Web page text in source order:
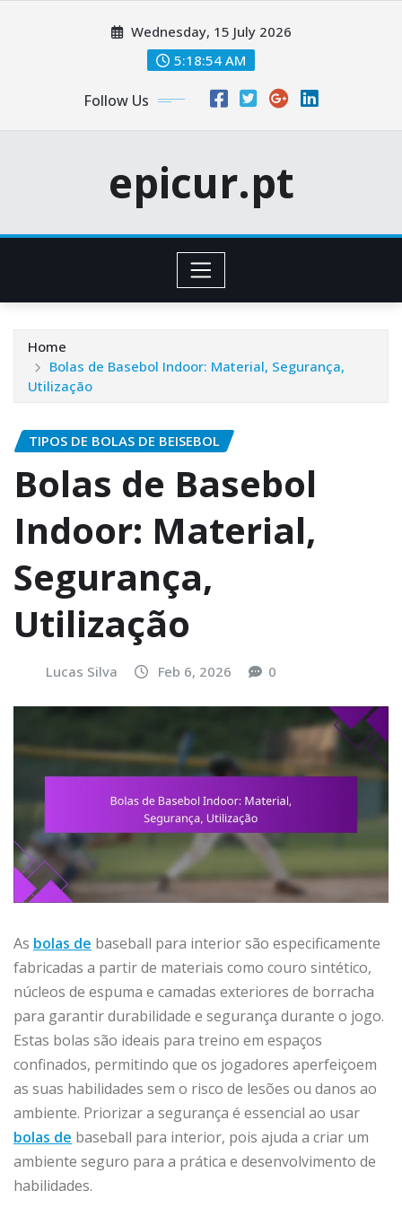
Wednesday, 15 July 2026
5:18:55 AM
Follow Us
epicur.pt
Home
Bolas de Basebol Indoor: Material, Segurança,
Utilização
TIPOS DE BOLAS DE BEISEBOL
Bolas de Basebol
Indoor: Material,
Segurança,
Utilização
Lucas Silva Feb 6, 2026 0
As bolas de baseball para interior são especificamente
fabricadas a partir de materiais como couro sintético,
núcleos de espuma e camadas exteriores de borracha
para garantir durabilidade e segurança durante o jogo.
Estas bolas são ideais para treino em espaços
confinados, permitindo que os jogadores aperfeiçoem
as suas habilidades sem o risco de lesões ou danos ao
ambiente. Priorizar a segurança é essencial ao usar
bolas de baseball para interior, pois ajuda a criar um
ambiente seguro para a prática e desenvolvimento de
habilidades.